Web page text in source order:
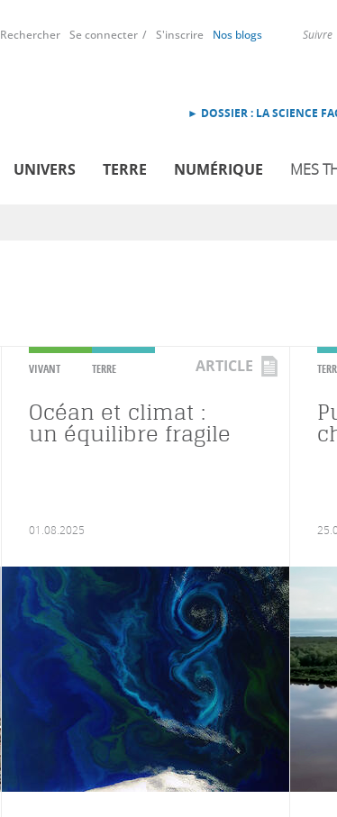
Suivre
Rechercher Se connecter S'inscrire Nos blogs
► DOSSIER : LA SCIENCE
UNIVERS TERRE NUMÉRIQUE MES
VIVANT TERRE ARTICLE
Océan et climat :
un équilibre fragile
01.08.2025